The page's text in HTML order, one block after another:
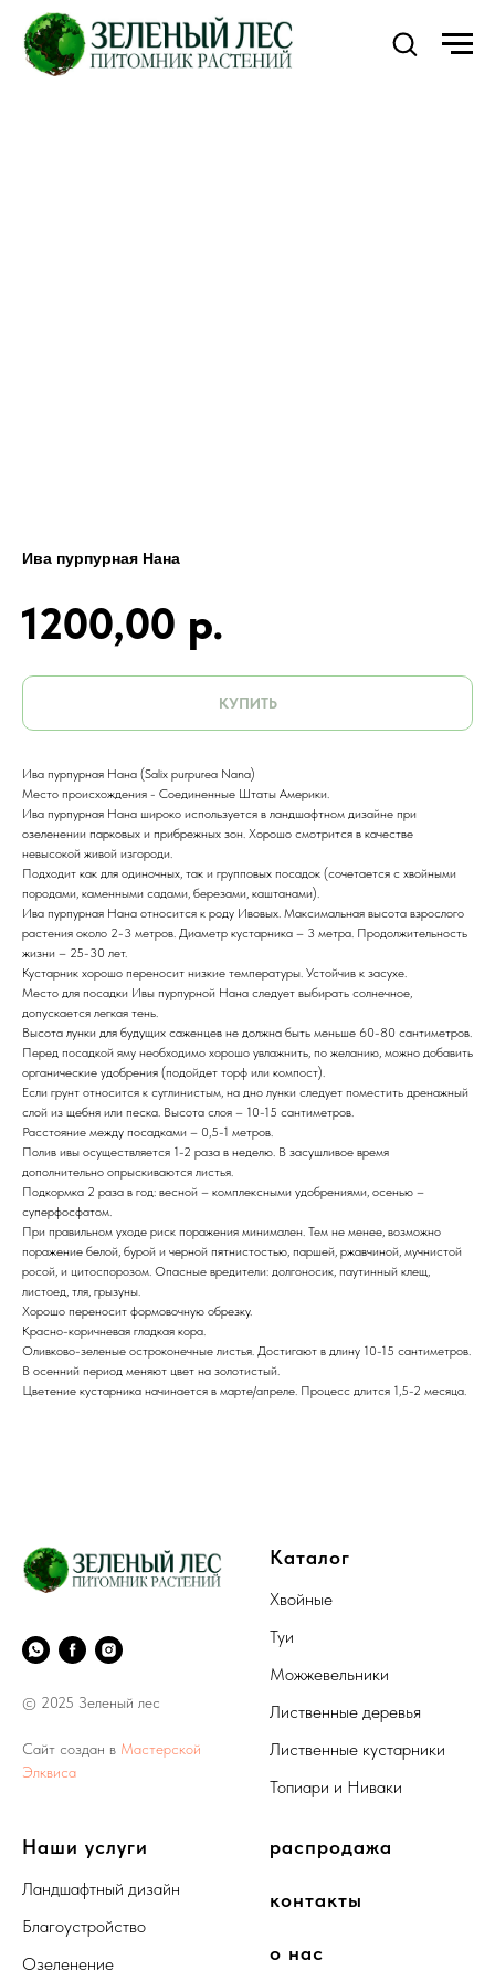
Ива пурпурная Нана
1200,00 р.
КУПИТЬ
Ива пурпурная Нана (Salix purpurea Nana)
Место происхождения - Соединенные Штаты Америки.
Ива пурпурная Нана широко используется в ландшафтном дизайне при
озеленении парковых и прибрежных зон. Хорошо смотрится в качестве
невысокой живой изгороди.
Подходит как для одиночных, так и групповых посадок (сочетается с хвойными
породами, каменными садами, березами, каштанами).
Ива пурпурная Нана относится к роду Ивовых. Максимальная высота взрослого
растения около 2-3 метров. Диаметр кустарника – 3 метра. Продолжительность
жизни – 25-30 лет.
Кустарник хорошо переносит низкие температуры. Устойчив к засухе.
Место для посадки Ивы пурпурной Нана следует выбирать солнечное,
допускается легкая тень.
Высота лунки для будущих саженцев не должна быть меньше 60-80 сантиметров.
Перед посадкой яму необходимо хорошо увлажнить, по желанию, можно добавить
органические удобрения (подойдет торф или компост).
Если грунт относится к суглинистым, на дно лунки следует поместить дренажный
слой из щебня или песка. Высота слоя – 10-15 сантиметров.
Расстояние между посадками – 0,5-1 метров.
Полив ивы осуществляется 1-2 раза в неделю. В засушливое время
дополнительно опрыскиваются листья.
Подкормка 2 раза в год: весной – комплексными удобрениями, осенью –
суперфосфатом.
При правильном уходе риск поражения минимален. Тем не менее, возможно
поражение белой, бурой и черной пятнистостью, паршей, ржавчиной, мучнистой
росой, и цитоспорозом. Опасные вредители: долгоносик, паутинный клещ,
листоед, тля, грызуны.
Хорошо переносит формовочную обрезку.
Красно-коричневая гладкая кора.
Оливково-зеленые остроконечные листья. Достигают в длину 10-15 сантиметров.
В осенний период меняют цвет на золотистый.
Цветение кустарника начинается в марте/апреле. Процесс длится 1,5-2 месяца.
© 2025 Зеленый лес
Сайт создан в Мастерской
Элквиса
Каталог
Хвойные
Туи
Можжевельники
Лиственные деревья
Лиственные кустарники
Топиари и Ниваки
Наши услуги
Ландшафтный дизайн
Благоустройство
Озеленение
распродажа
контакты
о нас